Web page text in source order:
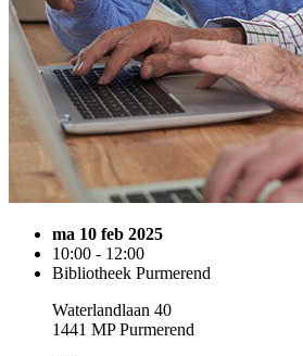
ma 10 feb 2025
10:00 - 12:00
Bibliotheek Purmerend
Waterlandlaan 40
1441 MP Purmerend